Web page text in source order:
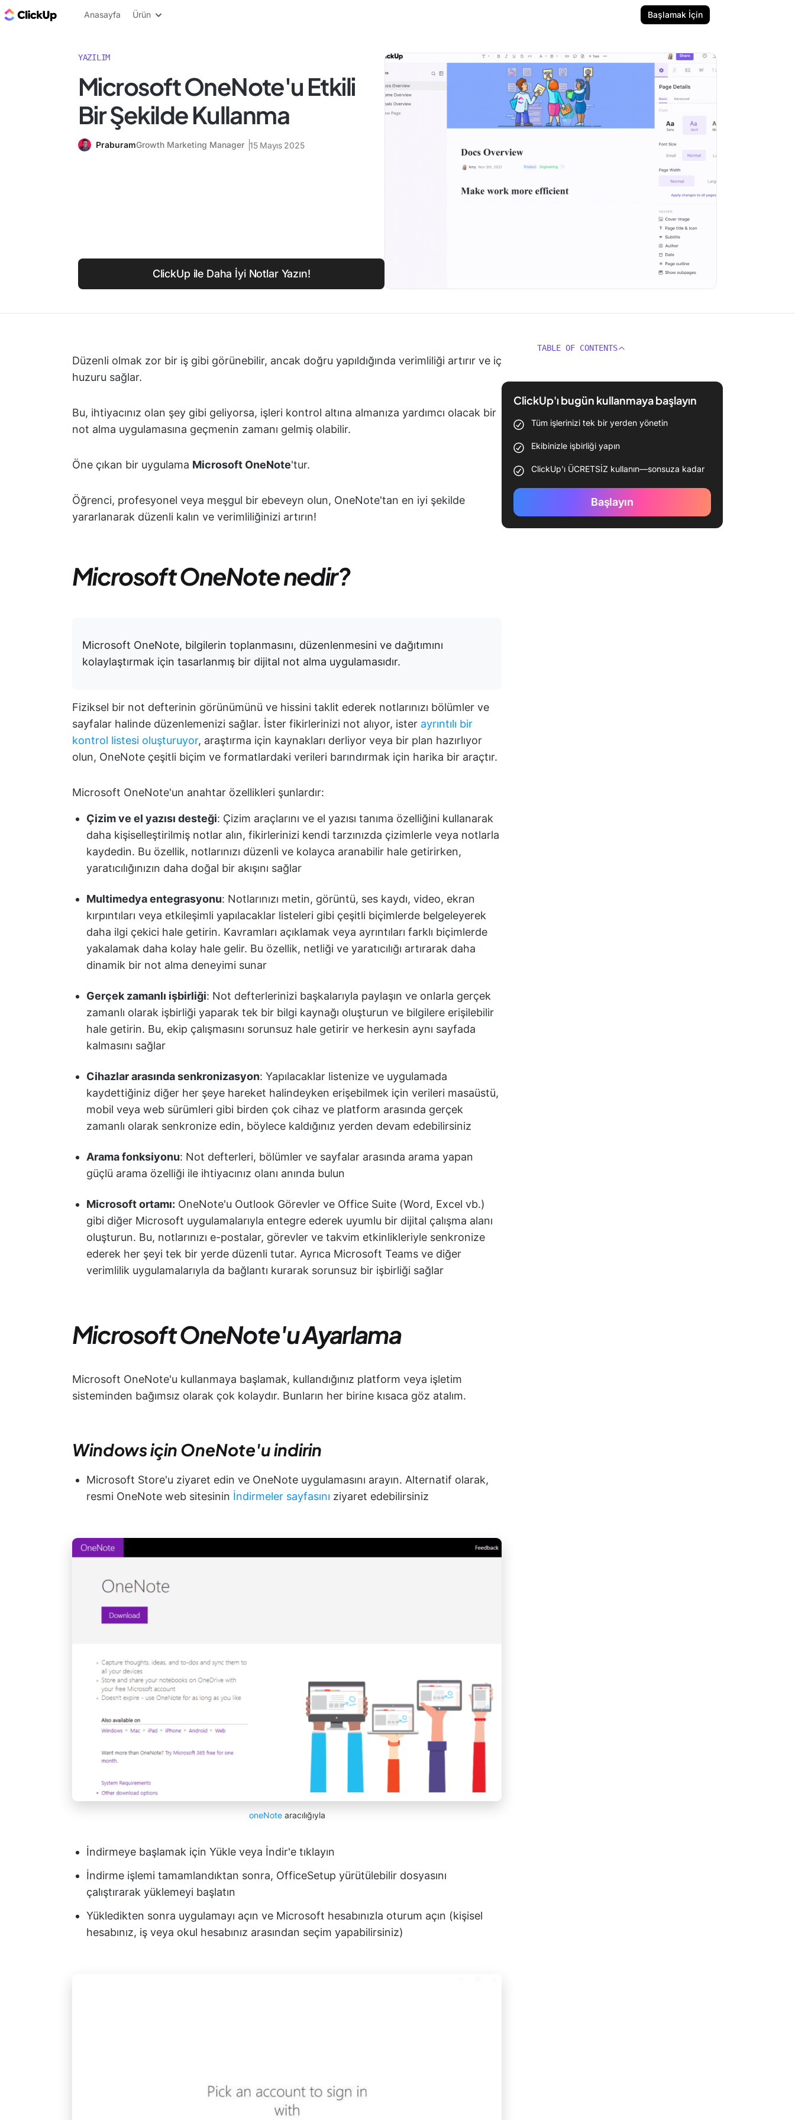
ClickUp Blog
Anasayfa Ürün Başlamak İçin
YAZILIM
Microsoft OneNote'u Etkili
Bir Şekilde Kullanma
PraburamGrowth Marketing Manager 15 Mayıs 2025
ClickUp ile Daha İyi Notlar Yazın!
Düzenli olmak zor bir iş gibi görünebilir, ancak doğru yapıldığında verimliliği artırır ve iç
huzuru sağlar.
Bu, ihtiyacınız olan şey gibi geliyorsa, işleri kontrol altına almanıza yardımcı olacak bir
not alma uygulamasına geçmenin zamanı gelmiş olabilir.
Öne çıkan bir uygulama Microsoft OneNote'tur.
Öğrenci, profesyonel veya meşgul bir ebeveyn olun, OneNote'tan en iyi şekilde
yararlanarak düzenli kalın ve verimliliğinizi artırın!
Microsoft OneNote nedir?
Microsoft OneNote, bilgilerin toplanmasını, düzenlenmesini ve dağıtımını
kolaylaştırmak için tasarlanmış bir dijital not alma uygulamasıdır.
Fiziksel bir not defterinin görünümünü ve hissini taklit ederek notlarınızı bölümler ve
sayfalar halinde düzenlemenizi sağlar. İster fikirlerinizi not alıyor, ister ayrıntılı bir
kontrol listesi oluşturuyor, araştırma için kaynakları derliyor veya bir plan hazırlıyor
olun, OneNote çeşitli biçim ve formatlardaki verileri barındırmak için harika bir araçtır.
Microsoft OneNote'un anahtar özellikleri şunlardır:
Çizim ve el yazısı desteği: Çizim araçlarını ve el yazısı tanıma özelliğini kullanarak
daha kişiselleştirilmiş notlar alın, fikirlerinizi kendi tarzınızda çizimlerle veya notlarla
kaydedin. Bu özellik, notlarınızı düzenli ve kolayca aranabilir hale getirirken,
yaratıcılığınızın daha doğal bir akışını sağlar
Multimedya entegrasyonu: Notlarınızı metin, görüntü, ses kaydı, video, ekran
kırpıntıları veya etkileşimli yapılacaklar listeleri gibi çeşitli biçimlerde belgeleyerek
daha ilgi çekici hale getirin. Kavramları açıklamak veya ayrıntıları farklı biçimlerde
yakalamak daha kolay hale gelir. Bu özellik, netliği ve yaratıcılığı artırarak daha
dinamik bir not alma deneyimi sunar
Gerçek zamanlı işbirliği: Not defterlerinizi başkalarıyla paylaşın ve onlarla gerçek
zamanlı olarak işbirliği yaparak tek bir bilgi kaynağı oluşturun ve bilgilere erişilebilir
hale getirin. Bu, ekip çalışmasını sorunsuz hale getirir ve herkesin aynı sayfada
kalmasını sağlar
Cihazlar arasında senkronizasyon: Yapılacaklar listenize ve uygulamada
kaydettiğiniz diğer her şeye hareket halindeyken erişebilmek için verileri masaüstü,
mobil veya web sürümleri gibi birden çok cihaz ve platform arasında gerçek
zamanlı olarak senkronize edin, böylece kaldığınız yerden devam edebilirsiniz
Arama fonksiyonu: Not defterleri, bölümler ve sayfalar arasında arama yapan
güçlü arama özelliği ile ihtiyacınız olanı anında bulun
Microsoft ortamı: OneNote'u Outlook Görevler ve Office Suite (Word, Excel vb.)
gibi diğer Microsoft uygulamalarıyla entegre ederek uyumlu bir dijital çalışma alanı
oluşturun. Bu, notlarınızı e-postalar, görevler ve takvim etkinlikleriyle senkronize
ederek her şeyi tek bir yerde düzenli tutar. Ayrıca Microsoft Teams ve diğer
verimlilik uygulamalarıyla da bağlantı kurarak sorunsuz bir işbirliği sağlar
Microsoft OneNote'u Ayarlama
Microsoft OneNote'u kullanmaya başlamak, kullandığınız platform veya işletim
sisteminden bağımsız olarak çok kolaydır. Bunların her birine kısaca göz atalım.
Windows için OneNote'u indirin
Microsoft Store'u ziyaret edin ve OneNote uygulamasını arayın. Alternatif olarak,
resmi OneNote web sitesinin İndirmeler sayfasını ziyaret edebilirsiniz
oneNotearacılığıyla
İndirmeye başlamak için Yükle veya İndir'e tıklayın
İndirme işlemi tamamlandıktan sonra, OfficeSetup yürütülebilir dosyasını
çalıştırarak yüklemeyi başlatın
Yükledikten sonra uygulamayı açın ve Microsoft hesabınızla oturum açın (kişisel
hesabınız, iş veya okul hesabınız arasından seçim yapabilirsiniz)
TABLE OF CONTENTS
ClickUp'ı bugün kullanmaya başlayın
Tüm işlerinizi tek bir yerden yönetin
Ekibinizle işbirliği yapın
ClickUp'ı ÜCRETSİZ kullanın—sonsuza kadar
Başlayın